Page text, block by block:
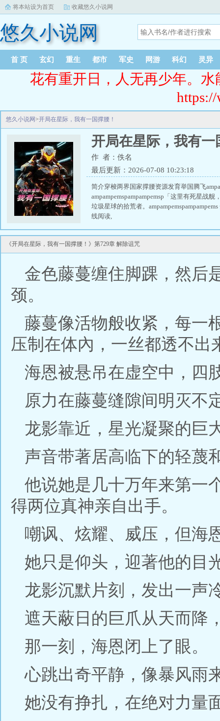
将本站设为首页 收藏悠久小说网
悠久小说网
首 页 玄幻 重生 都市 军史 网游 科幻 灵异
花有重开日，人无再少年。
悠久小说网>开局在星际，我有一国撑腰！
开局在星际，我有一
作 者：佚名
最后更新：2026-07-08 10:23:18
简介穿梭两界国家撑腰资源发育举国腾飞
ampampemspampampemsp「这里有死星战
垃圾星球的拾荒者。
线阅读,
《开局在星际，我有一国撑腰！》第729章 解除诅咒
金色藤蔓缠住脚踝，然后
颈。
藤蔓像活物般收紧，每一
压制在体內，一丝都透不出
海恩被悬吊在虚空中，四
原力在藤蔓缝隙间明灭不
龙影靠近，星光凝聚的巨
声音带著居高临下的轻蔑
他说她是几十万年来第一
得两位真神亲自出手。
嘲讽、炫耀、威压，但海
她只是仰头，迎著他的目
龙影沉默片刻，发出一声
遮天蔽日的巨爪从天而降
那一刻，海恩闭上了眼。
心跳出奇平静，像暴风雨
她没有挣扎，在绝对力量